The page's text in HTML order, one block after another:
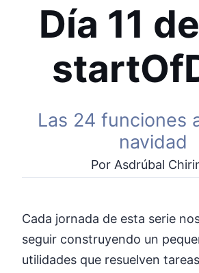
Día 11
Las 24 funciones
navidad
Por Asdrúbal
Cada jornada de esta serie
seguir construyendo un
utilidades que resuelven